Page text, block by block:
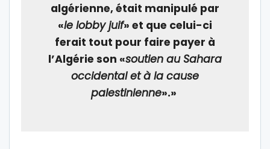
algérienne, était manipulé par
«le lobby juif» et que celui-ci
ferait tout pour faire payer à
l’Algérie son «soutien au Sahara
occidental et à la cause
palestinienne».»